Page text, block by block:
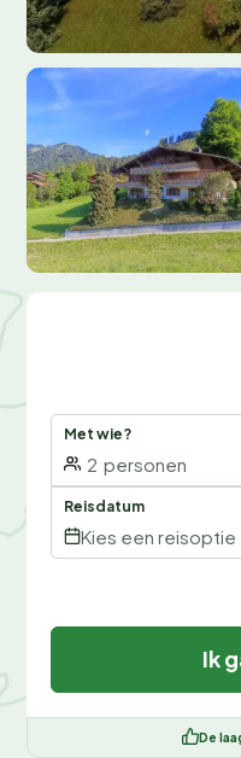
Met wie?
2 personen
Reisdatum
Kies een reisoptie
Ik
De